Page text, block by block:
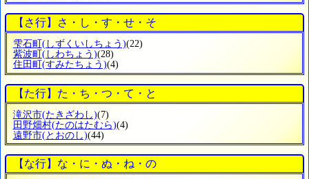
【さ行】さ・し・す・せ・そ
雫石町 (しずくいしちょう)(22)
紫波町 (しわちょう)(28)
住田町 (すみたちょう)(4)
【た行】た・ち・つ・て・と
滝沢市(たきざわし)(7)
田野畑村(たのはたむら)(4)
遠野市(とおのし)(44)
【な行】な・に・ぬ・ね・の